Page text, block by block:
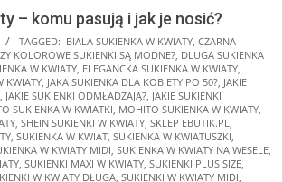
– komu pasują i jak je nosić?
TAGGED: BIALA SUKIENKA W KWIATY CZARNA
KOLOROWE SUKIENKI SĄ MODNE? DLUGA SUKIENKA
W KWIATY ELEGANCKA SUKIENKA W KWIATY
KWIATY JAKA SUKIENKA DLA KOBIETY PO 50? JAKIE
JAKIE SUKIENKI ODMŁADZAJĄ? JAKIE SUKIENKI
SUKIENKA W KWIATKI MOHITO SUKIENKA W KWIATY
SHEIN SUKIENKI W KWIATY SKLEP EBUTIK.PL
SUKIENKA W KWIAT SUKIENKA W KWIATUSZKI
W KWIATY MIDI SUKIENKA W KWIATY NA WESELE
SUKIENKI MAXI W KWIATY SUKIENKI PLUS SIZE
W KWIATY DŁUGA SUKIENKI W KWIATY MIDI